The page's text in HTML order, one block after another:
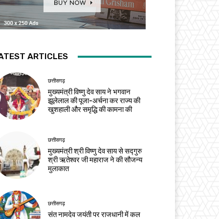
ARTICLES
छत्तीसगढ़
मुख्यमंत्री विष्णु देव साय ने भगवान
झूलेलाल की पूजा-अर्चना कर राज्य की
खुशहाली और समृद्धि की कामना की
छत्तीसगढ़
मुख्यमंत्री श्री विष्णु देव साय से सद्गुरु
श्री ऋतेश्वर जी महाराज ने की सौजन्य
मुलाकात
छत्तीसगढ़
संत नामदेव जयंती पर राजधानी में कल